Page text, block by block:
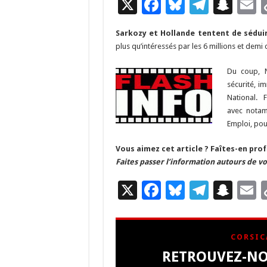
X
F
ac
e
b
o
k
Bl
u
es
ky
T
e
gr
a
m
S
n
a
c
h
at
E
m
Sarkozy et Hollande tentent de
plus qu’intéressés par les 6 millions et
Du coup,
sécurité,
National.
avec
Emploi,
Vous aimez cet article ? Faîtes-en
Faites passer l’information autours de
X F
b
Bl
ky
T
gr
S
a
p
E
l
RETROUVEZ-